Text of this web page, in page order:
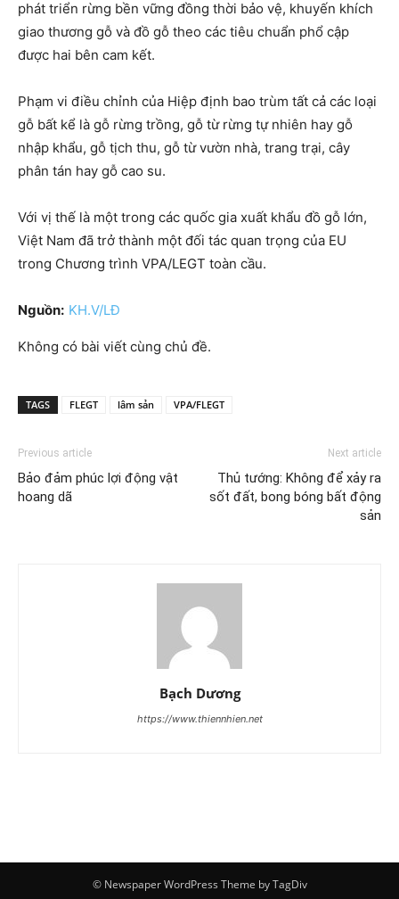
phát triển rừng bền vững đồng thời bảo vệ, khuyến khích
giao thương gỗ và đồ gỗ theo các tiêu chuẩn phổ cập
được hai bên cam kết.
Phạm vi điều chỉnh của Hiệp định bao trùm tất cả các loại
gỗ bất kể là gỗ rừng trồng, gỗ từ rừng tự nhiên hay gỗ
nhập khẩu, gỗ tịch thu, gỗ từ vườn nhà, trang trại, cây
phân tán hay gỗ cao su.
Với vị thế là một trong các quốc gia xuất khẩu đồ gỗ lớn,
Việt Nam đã trở thành một đối tác quan trọng của EU
trong Chương trình VPA/LEGT toàn cầu.
Nguồn: KH.V/LĐ
Không có bài viết cùng chủ đề.
TAGS FLEGT lâm sản VPA/FLEGT
Previous article
Bảo đảm phúc lợi động vật
hoang dã
Next article
Thủ tướng: Không để xảy ra
sốt đất, bong bóng bất động
sản
Bạch Dương
https://www.thiennhien.net
© Newspaper WordPress Theme by TagDiv